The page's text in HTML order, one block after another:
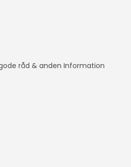
råd & anden Information